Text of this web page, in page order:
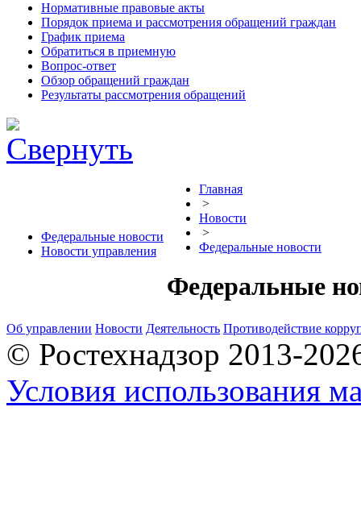
Нормативные правовые акты
Порядок приема и рассмотрения обращений граждан
График приема
Обратиться в приемную
Вопрос-ответ
Обзор обращений граждан
Результаты рассмотрения обращений
Федеральные новости
Новости управления
Главная
>
Новости
>
Федеральные новости
Федеральные
Об управлении Новости Деятельность Противодействие
© Ростехнадзор 2013-
Условия использования